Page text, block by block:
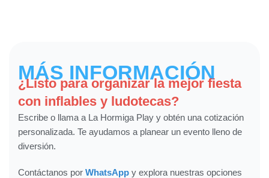
MÁS INFORMACIÓN
¿Listo para organizar la mejor fiesta
con inflables y ludotecas?
Escribe o llama a La Hormiga Play y obtén una cotización
personalizada. Te ayudamos a planear un evento lleno de
diversión.
Contáctanos por WhatsApp y explora nuestras opciones